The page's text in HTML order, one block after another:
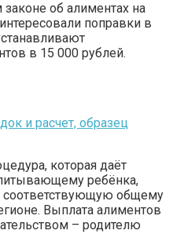
об алиментах на
поправки в
в 15 000 рублей.
и расчет, образец
которая даёт
ребёнка,
соответствующую общему
Выплата алиментов
– родителю